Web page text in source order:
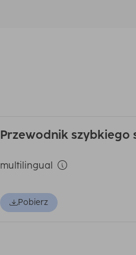
Przewodnik szybkiego
multilingual
Pobierz